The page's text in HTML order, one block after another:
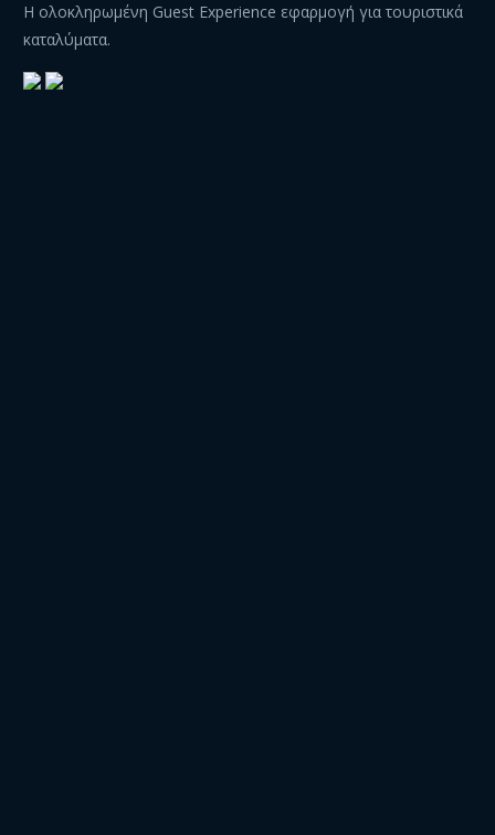
Η ολοκληρωμένη Guest Experience εφαρμογή για τουριστικά
καταλύματα.